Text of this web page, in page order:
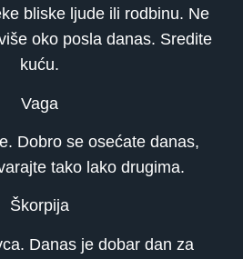
bliske ljude ili rodbinu. Ne
oko posla danas. Sredite
kuću.
Vaga
Dobro se osećate danas,
tako lako drugima.
Škorpija
Danas je dobar dan za